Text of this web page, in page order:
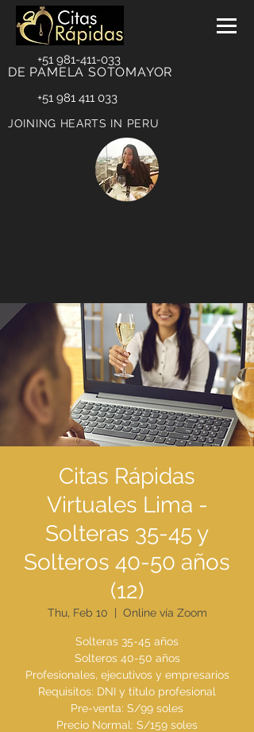
+51 981-411-033
DE PAMELA SOTOMAYOR
+51 981 411 033
JOINING HEARTS IN PERU
Citas Rápidas
Virtuales Lima -
Solteras 35-45 y
Solteros 40-50 años
(12)
Thu, Feb 10 Online vía Zoom
Solteras 35-45 años
Solteros 40-50 años
Profesionales, ejecutivos y empresarios
Requisitos: DNI y título profesional
Pre-venta: S/99 soles
Precio Normal: S/159 soles